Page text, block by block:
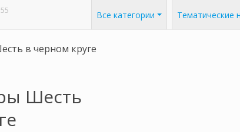
Все категории Тематические
в черном круге
Шесть